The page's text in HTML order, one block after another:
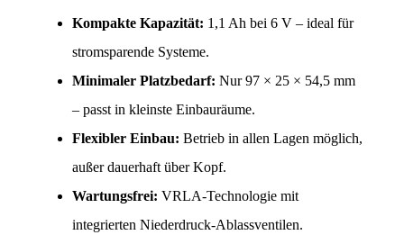
Kompakte Kapazität: 1,1 Ah bei 6 V – ideal für
stromsparende Systeme.
Minimaler Platzbedarf: Nur 97 × 25 × 54,5 mm
– passt in kleinste Einbauräume.
Flexibler Einbau: Betrieb in allen Lagen möglich,
außer dauerhaft über Kopf.
Wartungsfrei: VRLA-Technologie mit
integrierten Niederdruck-Ablassventilen.